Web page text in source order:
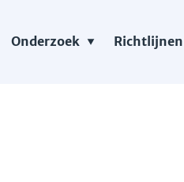
Onderzoek Richtlijnen